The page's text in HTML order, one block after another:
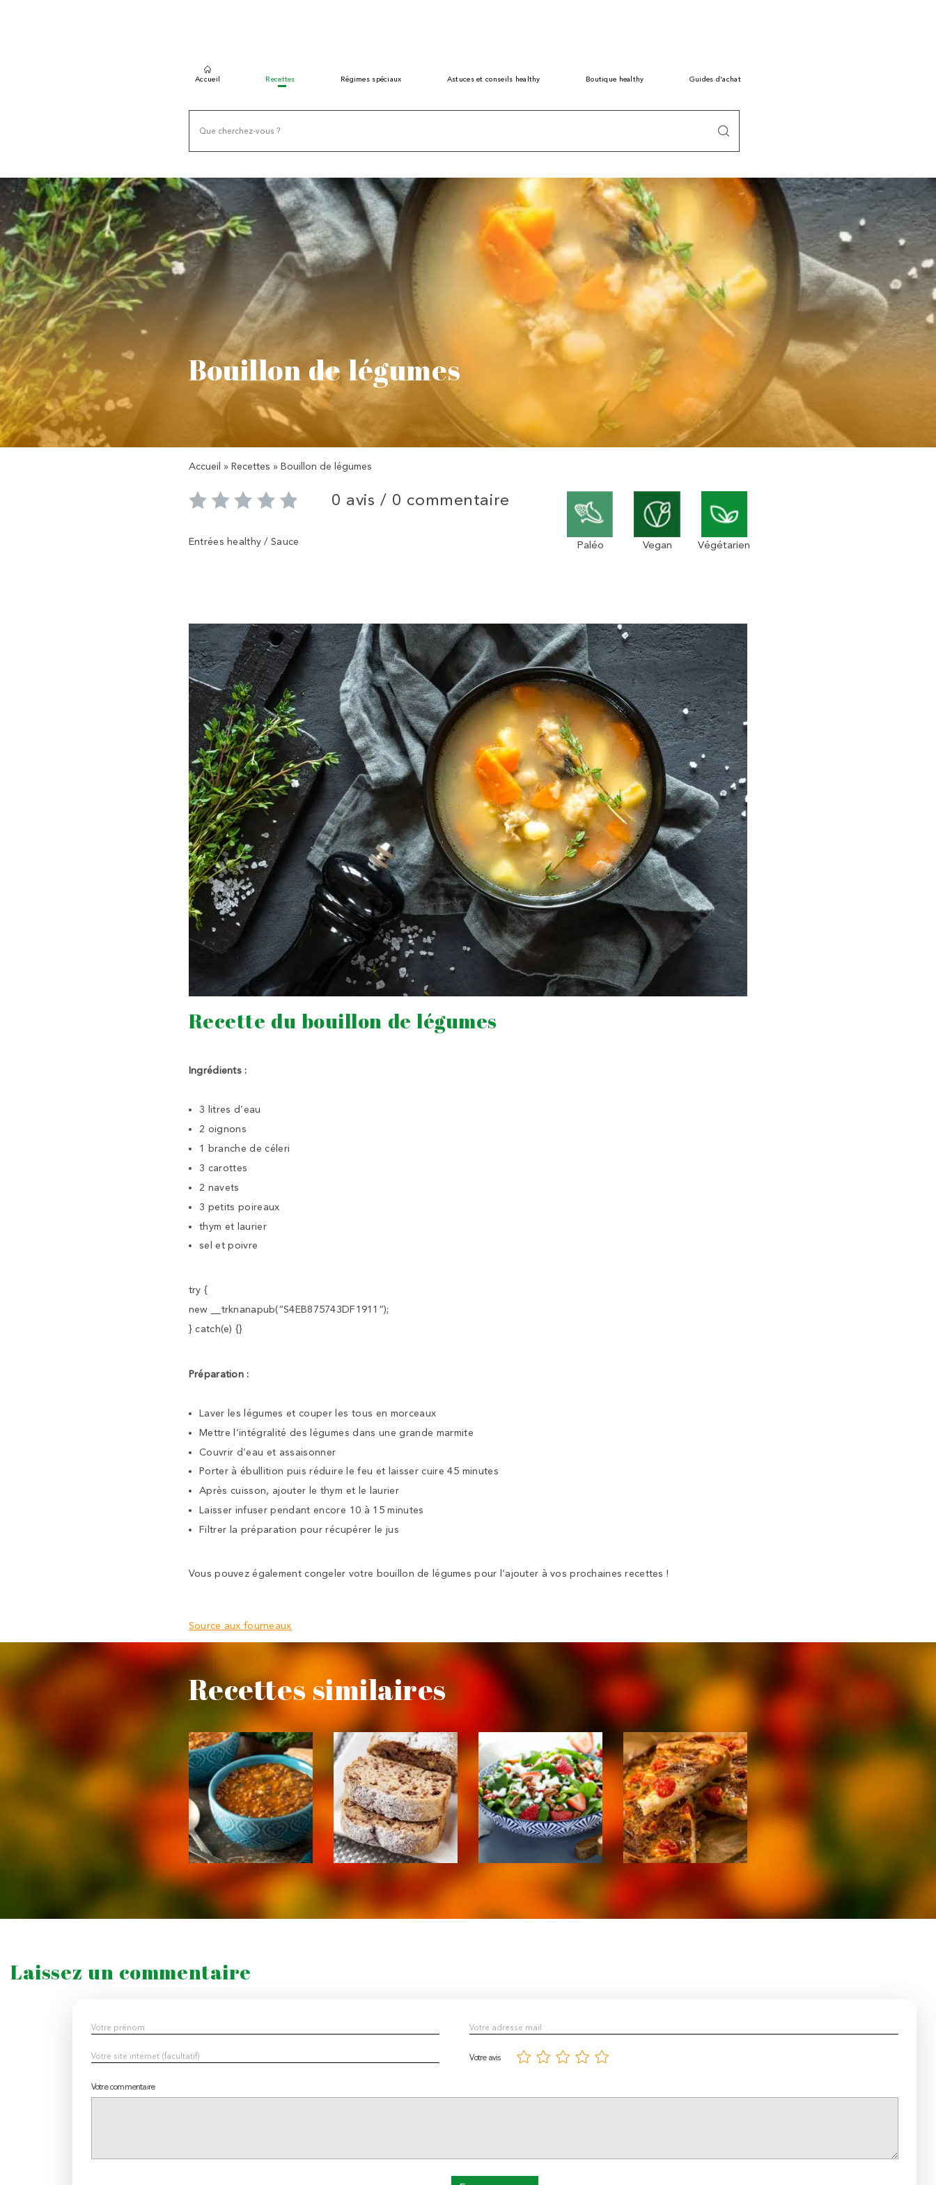
Accueil Recettes Régimes spéciaux Astuces et conseils healthy Boutique healthy Guides d’achat
Bouillon de légumes
Accueil » Recettes » Bouillon de légumes
0 avis / 0 commentaire
Entrées healthy / Sauce Paléo Vegan Végétarien
Recette du bouillon de légumes
Ingrédients :
3 litres d’eau
2 oignons
1 branche de céleri
3 carottes
2 navets
3 petits poireaux
thym et laurier
sel et poivre
try {
new __trknanapub(“S4EB875743DF1911”);
} catch(e) {}
Préparation :
Laver les légumes et couper les tous en morceaux
Mettre l’intégralité des légumes dans une grande marmite
Couvrir d’eau et assaisonner
Porter à ébullition puis réduire le feu et laisser cuire 45 minutes
Après cuisson, ajouter le thym et le laurier
Laisser infuser pendant encore 10 à 15 minutes
Filtrer la préparation pour récupérer le jus
Vous pouvez également congeler votre bouillon de légumes pour l’ajouter à vos prochaines recettes !
Source aux fourneaux
Recettes similaires
Laissez un commentaire
Votre avis
Votre commentaire